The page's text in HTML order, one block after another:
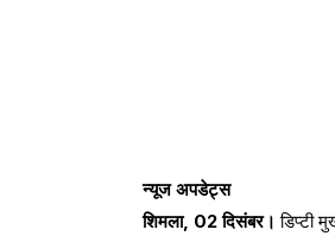
न्यूज अपडेट्स
शिमला, 02 दिसंबर।डिप्टी